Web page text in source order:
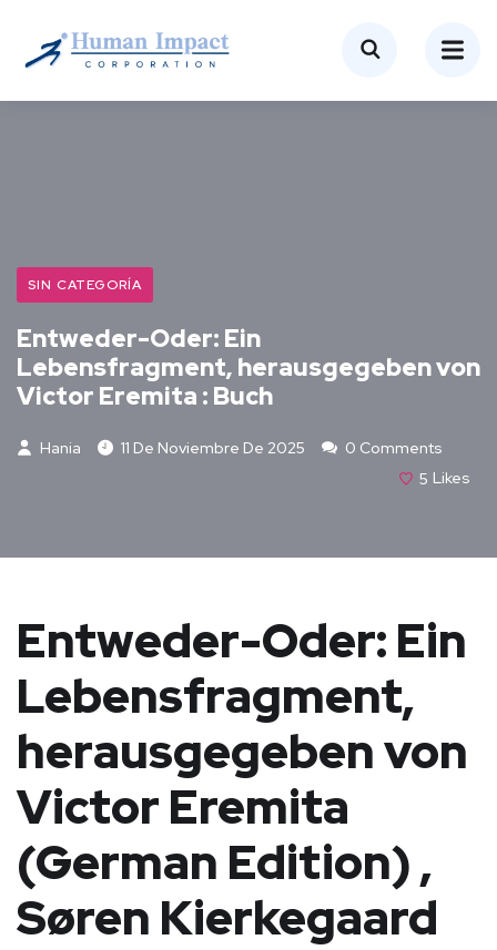
SIN CATEGORÍA
Entweder-Oder: Ein
Lebensfragment, herausgegeben von
Victor Eremita : Buch
Hania 11 De Noviembre De 2025
0 Comments
5 Likes
Entweder-Oder: Ein
Lebensfragment,
herausgegeben von
Victor Eremita
(German Edition) ,
Søren Kierkegaard